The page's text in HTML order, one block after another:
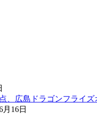
、広島ドラゴンフライ
月16日